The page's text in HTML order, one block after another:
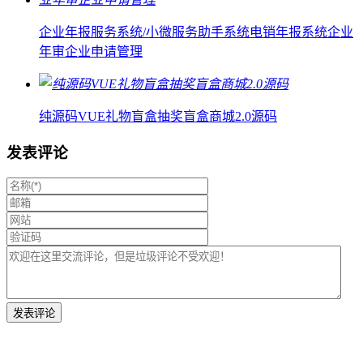
企业年报服务系统/小微服务助手系统电销年报系统企业
年审企业申请管理
纯源码VUE礼物盲盒抽奖盲盒商城2.0源码
发表评论